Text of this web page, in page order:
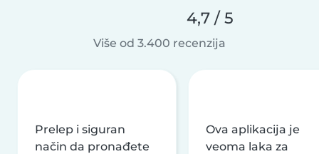
4,7 / 5
Više od 3.400 recenzija
Prelep i siguran
način da pronađete
Ova aplikacija je
veoma laka za